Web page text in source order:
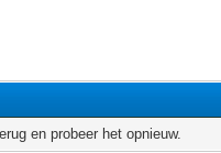
en probeer het opnieuw.